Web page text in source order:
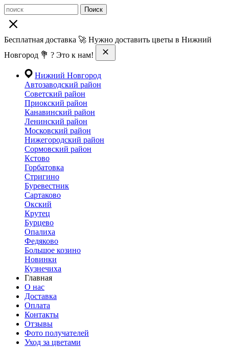
Поиск
Бесплатная доставка 🚀 Нужно доставить цветы в Нижний
Новгород 💐 ? Это к нам!
Нижний Новгород
Автозаводский район
Советский район
Приокский район
Канавинский район
Ленинский район
Московский район
Нижегородский район
Сормовский район
Кстово
Горбатовка
Стригино
Буревестник
Сартаково
Окский
Крутец
Бурцево
Опалиха
Федяково
Большое козино
Новинки
Кузнечиха
Главная
О нас
Доставка
Оплата
Контакты
Отзывы
Фото получателей
Уход за цветами